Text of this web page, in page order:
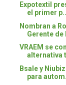
Expotextil
el primer
Nombran a
Gerente de
VRAEM se
alternativa
Bsale y
para